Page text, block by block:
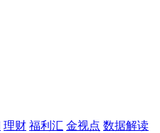
理财 福利汇 金视点 数据解读